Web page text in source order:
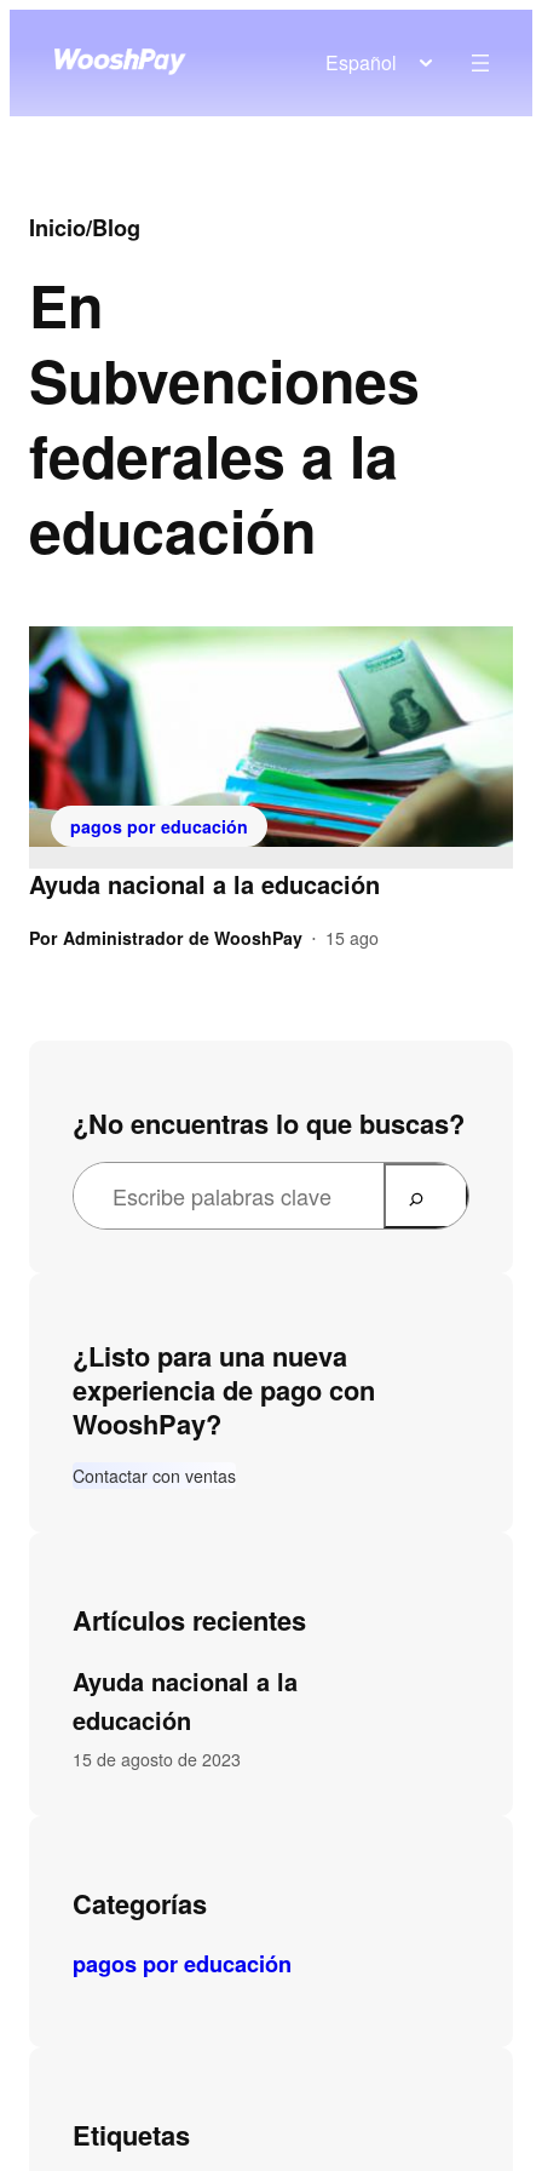
Español
Inicio/Blog
En
Subvenciones
federales a la
educación
pagos por educación
Ayuda nacional a la educación
Por Administrador de WooshPay • 15 ago
¿No encuentras lo que buscas?
¿Listo para una nueva
experiencia de pago con
WooshPay?
Contactar con ventas
Artículos recientes
Ayuda nacional a la
educación
15 de agosto de 2023
Categorías
pagos por educación
Etiquetas